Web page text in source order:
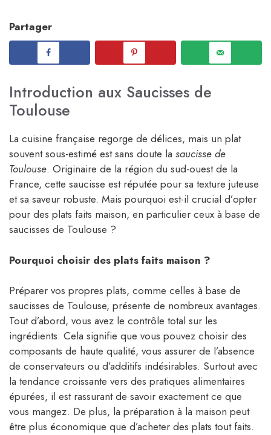
Partager
Introduction aux Saucisses de
Toulouse
La cuisine française regorge de délices, mais un plat
souvent sous-estimé est sans doute la saucisse de
Toulouse. Originaire de la région du sud-ouest de la
France, cette saucisse est réputée pour sa texture juteuse
et sa saveur robuste. Mais pourquoi est-il crucial d’opter
pour des plats faits maison, en particulier ceux à base de
saucisses de Toulouse ?
Pourquoi choisir des plats faits maison ?
Préparer vos propres plats, comme celles à base de
saucisses de Toulouse, présente de nombreux avantages.
Tout d’abord, vous avez le contrôle total sur les
ingrédients. Cela signifie que vous pouvez choisir des
composants de haute qualité, vous assurer de l’absence
de conservateurs ou d’additifs indésirables. Surtout avec
la tendance croissante vers des pratiques alimentaires
épurées, il est rassurant de savoir exactement ce que
vous mangez. De plus, la préparation à la maison peut
être plus économique que d’acheter des plats tout faits.